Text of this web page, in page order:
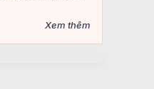
Xem thêm